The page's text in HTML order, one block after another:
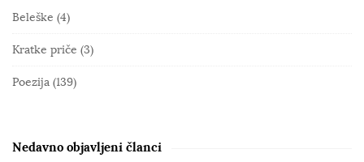
i
e
S
e
Beleške (4)
Kratke priče (3)
Poezija (139)
Nedavno objavljeni članci